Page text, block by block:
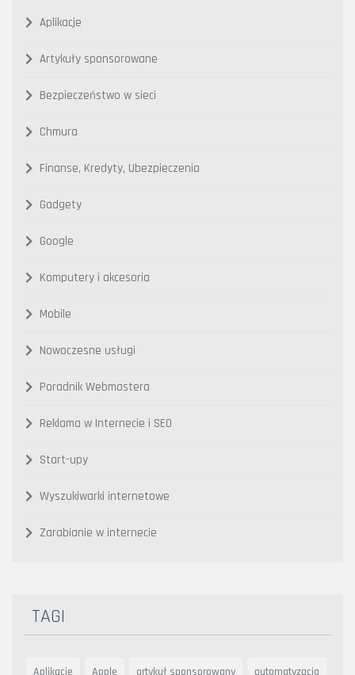
Aplikacje
Artykuły sponsorowane
Bezpieczeństwo w sieci
Chmura
Finanse, Kredyty, Ubezpieczenia
Gadgety
Google
Komputery i akcesoria
Mobile
Nowoczesne usługi
Poradnik Webmastera
Reklama w Internecie i SEO
Start-upy
Wyszukiwarki internetowe
Zarabianie w internecie
TAGI
Aplikacje Apple artykuł sponsorowany automatyzacja